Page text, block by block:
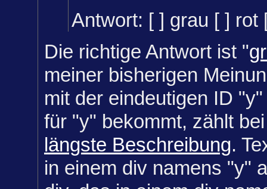
Antwort: [ ] grau [ ] rot
Die richtige Antwort ist "
meiner bisherigen
mit der eindeutigen ID
für "y" bekommt, zählt
längste Beschreibung.
in einem div namens "y"